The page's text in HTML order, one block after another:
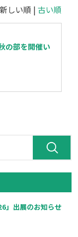
新しい順 | 古い順
の部を開催い
」出展のお知らせ